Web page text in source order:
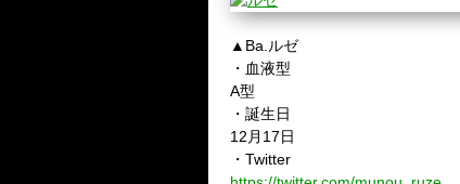
▲Ba.ルゼ
・血液型
A型
・誕生日
12月17日
・Twitter